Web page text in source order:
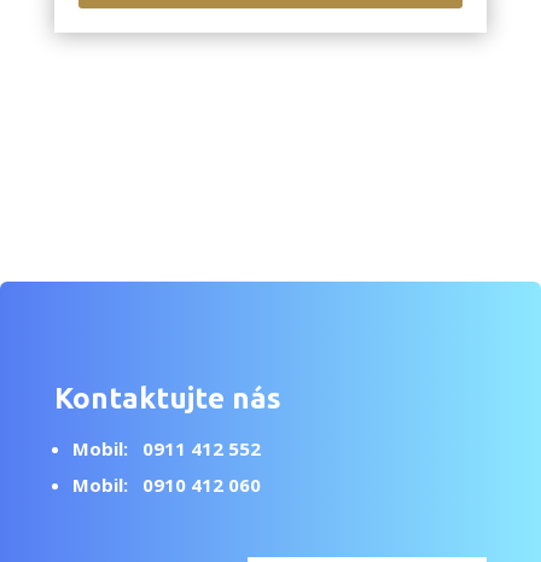
Kontaktujte nás
Mobil:
0911 412 552
Mobil:0910 412 060